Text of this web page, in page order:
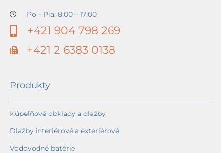
Po – Pia: 8:00 – 17:00
+421 904 798 269
+421 2 6383 0138
Produkty
Kúpeľňové obklady a dlažby
Dlažby interiérové a exteriérové
Vodovodné batérie